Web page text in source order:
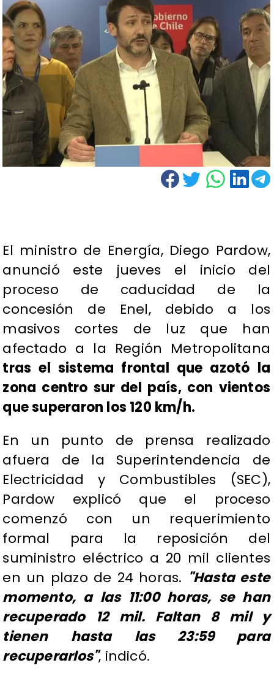
El ministro de Energía, Diego Pardow,
anunció este jueves el inicio del
proceso de caducidad de la
concesión de Enel, debido a los
masivos cortes de luz que han
afectado a la Región Metropolitana
tras el sistema frontal que azotó la
zona centro sur del país, con vientos
que superaron los 120 km/h.
En un punto de prensa realizado
afuera de la Superintendencia de
Electricidad y Combustibles (SEC),
Pardow explicó que el proceso
comenzó con un requerimiento
formal para la reposición del
suministro eléctrico a 20 mil clientes
en un plazo de 24 horas. "Hasta este
momento, a las 11:00 horas, se han
recuperado 12 mil. Faltan 8 mil y
tienen hasta las 23:59 para
recuperarlos", indicó.